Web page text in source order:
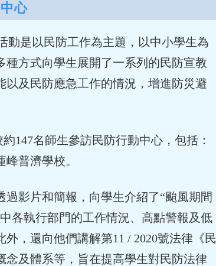
心
動是以民防工作為主題，以中小學生為
種方式向學生展開了一系列的民防宣教
以及民防應急工作的情況，增進防災避
147名師生參訪民防行動中心，包括：
普濟學校。
影片和簡報，向學生介紹了“颱風期間
各執行部門的工作情況、高點警報及低
，還向他們講解第11 / 2020號法律《民
念及體系等，旨在提高學生對民防法律